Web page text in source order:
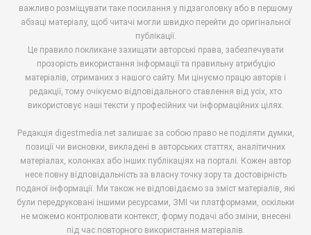
важливо розміщувати таке посилання у підзаголовку або в першому
абзаці матеріалу, щоб читачі могли швидко перейти до оригінальної
публікації.
Це правило покликане захищати авторські права, забезпечувати
прозорість використання інформації та правильну атрибуцію
матеріалів, отриманих з нашого сайту. Ми цінуємо працю авторів і
редакції, тому очікуємо відповідального ставлення від усіх, хто
використовує наші тексти у професійних чи інформаційних цілях.
Редакція digestmedia.net залишає за собою право не поділяти думки,
позиції чи висновки, викладені в авторських статтях, аналітичних
матеріалах, колонках або інших публікаціях на порталі. Кожен автор
несе повну відповідальність за власну точку зору та достовірність
поданої інформації. Ми також не відповідаємо за зміст матеріалів, які
були передруковані іншими ресурсами, ЗМІ чи платформами, оскільки
не можемо контролювати контекст, форму подачі або зміни, внесені
під час повторного використання матеріалів.